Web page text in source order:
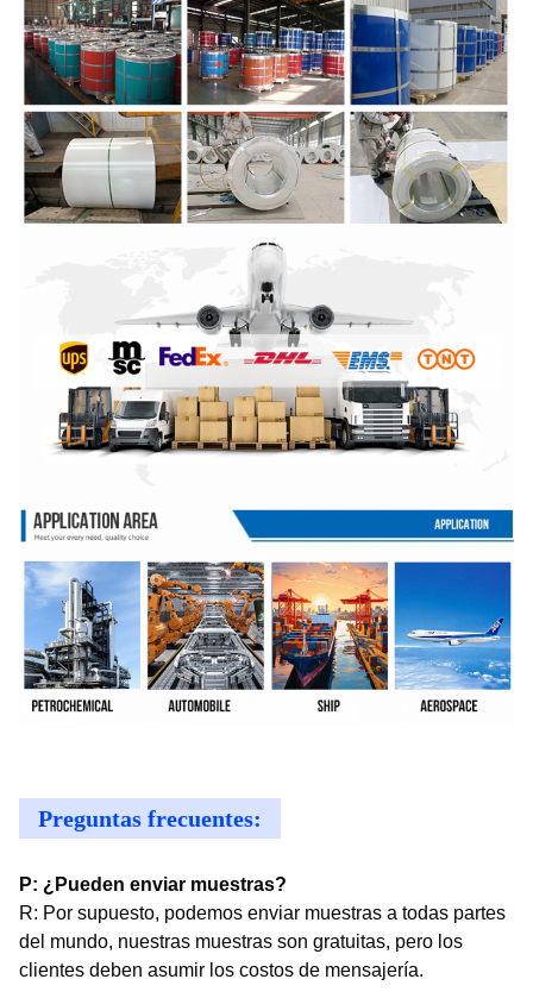
Preguntas frecuentes:
P: ¿Pueden enviar muestras?
R: Por supuesto, podemos enviar muestras a todas partes
del mundo, nuestras muestras son gratuitas, pero los
clientes deben asumir los costos de mensajería.